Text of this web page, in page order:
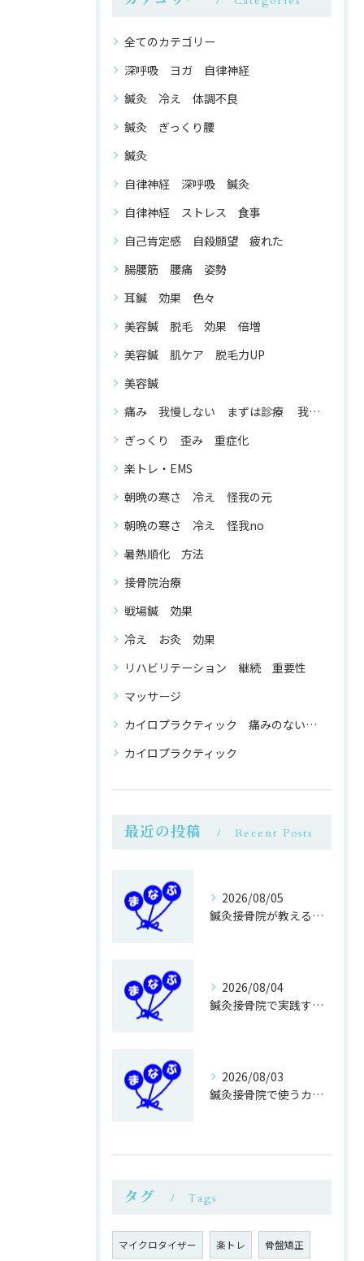
全てのカテゴリー
深呼吸 ヨガ 自律神経
鍼灸 冷え 体調不良
鍼灸 ぎっくり腰
鍼灸
自律神経 深呼吸 鍼灸
自律神経 ストレス 食事
自己肯定感 自殺願望 疲れた
腸腰筋 腰痛 姿勢
耳鍼 効果 色々
美容鍼 脱毛 効果 倍増
美容鍼 肌ケア 脱毛力UP
美容鍼
痛み 我慢しない まずは診療 我慢する 必要 が ない
ぎっくり 歪み 重症化
楽トレ・EMS
朝晩の寒さ 冷え 怪我の元
朝晩の寒さ 冷え 怪我no
暑熱順化 方法
接骨院治療
戦場鍼 効果
冷え お灸 効果
リハビリテーション 継続 重要性
マッサージ
カイロプラクティック 痛みのない 整体
カイロプラクティック
最近の投稿 Recent Posts
2026/08/05
鍼灸接骨院が教える簡単運動不足対策
2026/08/04
鍼灸接骨院で実践する正しい歩き方改善法
2026/08/03
鍼灸接骨院で使うカイロ専用ベットの利点
タグ Tags
マイクロタイザー 楽トレ 骨盤矯正